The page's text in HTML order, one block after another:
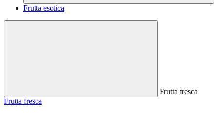
Frutta esotica
Frutta fresca
Frutta fresca